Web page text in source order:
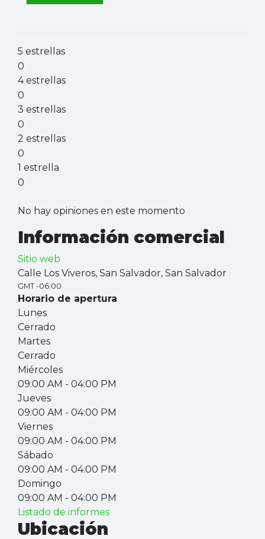
5 estrellas
0
4 estrellas
0
3 estrellas
0
2 estrellas
0
1 estrella
0
No hay opiniones en este momento
Información comercial
Sitio web
Calle Los Viveros, San Salvador, San Salvador
GMT -06:00
Horario de apertura
Lunes
Cerrado
Martes
Cerrado
Miércoles
09:00 AM - 04:00 PM
Jueves
09:00 AM - 04:00 PM
Viernes
09:00 AM - 04:00 PM
Sábado
09:00 AM - 04:00 PM
Domingo
09:00 AM - 04:00 PM
Listado de informes
Ubicación